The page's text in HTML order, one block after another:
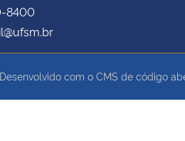
8400
Desenvolvido com o CMS de código